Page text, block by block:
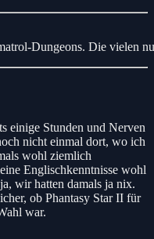
Dungeons. Die vielen
einige Stunden und Nerven
nicht einmal dort, wo ich
wohl ziemlich
Englischkenntnisse wohl
wir hatten damals ja nix.
ob Phantasy Star II für
war.